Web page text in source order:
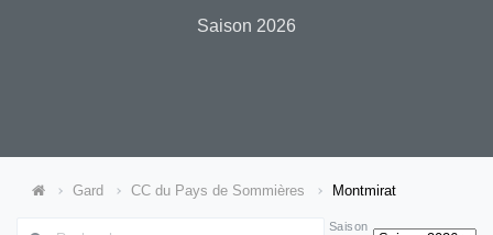
Saison 2026
Gard CC du Pays de Sommières Montmirat
Saison